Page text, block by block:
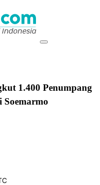
1.400 Penumpang